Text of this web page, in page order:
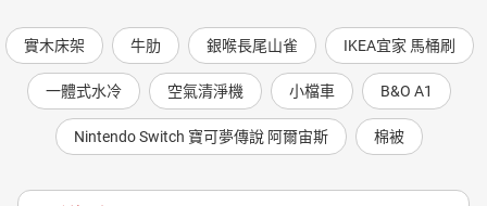
實木床架 牛肋 銀喉長尾山雀 IKEA宜家 馬桶刷
一體式水冷 空氣清淨機 小檔車 B&O A1
Nintendo Switch 寶可夢傳說 阿爾宙斯 棉被